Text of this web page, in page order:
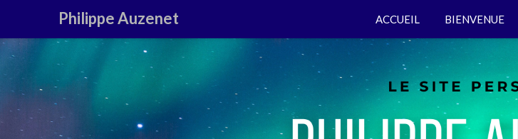
Philippe Auzenet ACCUEIL BIENVENUE